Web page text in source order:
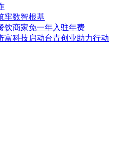
牢数智根基
饮商家免一年入驻年费
富科技启动台青创业助力行动